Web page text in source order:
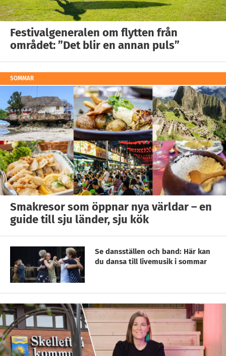
Festivalgeneralen om flytten från
området: ”Det blir en annan puls”
SOMMAR
Smakresor som öppnar nya världar – en
guide till sju länder, sju kök
Se dansställen och band: Här kan
du dansa till livemusik i sommar